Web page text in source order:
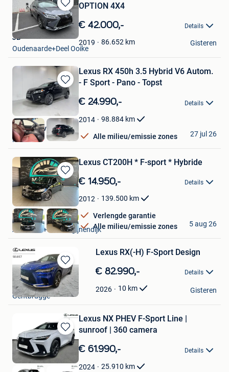
Bewaren
in
Mijn
Favorieten
OPTION 4X4
€ 42.000,- Details
2019 86.652 km
JB
Oudenaarde+Deel Ooike
Gisteren
Bewaren
in
Mijn
Favorieten
Lexus RX 450h 3.5 Hybrid V6 Autom.
- F Sport - Pano - Topst
€ 24.990,- Details
2014 98.884 km
Alle milieu/emissie zones
Provan Invest BV
Nazareth
27 jul 26
Bewaren
in
Mijn
Favorieten
Lexus CT200H * F-sport * Hybride ️
€ 14.950,- Details
2012 139.500 km
Verlengde garantie
Alle milieu/emissie zones
MP Cars
Aarschot + Deel Begijnendijk
5 aug 26
Bewaren
in
Mijn
Favorieten
Lexus RX(-H) F-Sport Design
€ 82.990,- Details
2026 10 km
Toyota Ciac
Gentbrugge
Gisteren
Bewaren
in
Mijn
Favorieten
Lexus NX PHEV F-Sport Line |
sunroof | 360 camera
€ 61.990,- Details
2024 25.910 km